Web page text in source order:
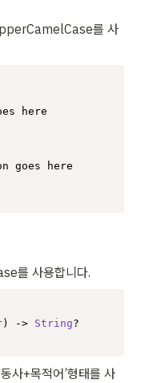
를 사
here
goes here
를 사용합니다.
) -> String?
사+목적어’형태를 사